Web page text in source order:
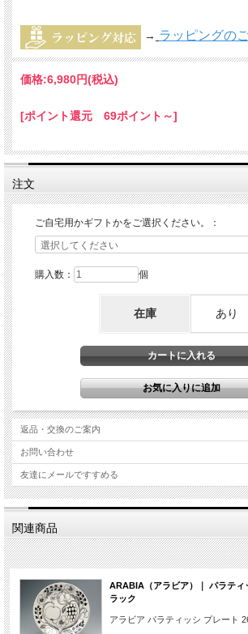
→ ラッピングの
価格:6,980円(税込)
[ポイント還元 69ポイント～]
注文
ご自宅用かギフトかをご選択ください。：
購入数： 個
在庫 あり
返品・交換のご案内
お問い合わせ
友達にメールですすめる
関連商品
ARABIA（アラビア）｜ パラティ
ラック
アラビア パラティッシ プレート